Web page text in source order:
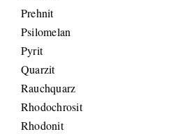
Prehnit
Psilomelan
Pyrit
Quarzit
Rauchquarz
Rhodochrosit
Rhodonit